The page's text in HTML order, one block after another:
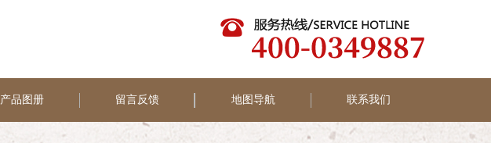
产品图册 留言反馈 地图导航 联系我们